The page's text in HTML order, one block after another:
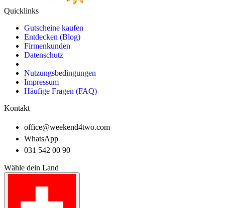
Quicklinks
Gutscheine kaufen
Entdecken (Blog)
Firmenkunden
Datenschutz
Nutzungsbedingungen
Impressum
Häufige Fragen (FAQ)
Kontakt
office@weekend4two.com
WhatsApp
031 542 00 90
Wähle dein Land